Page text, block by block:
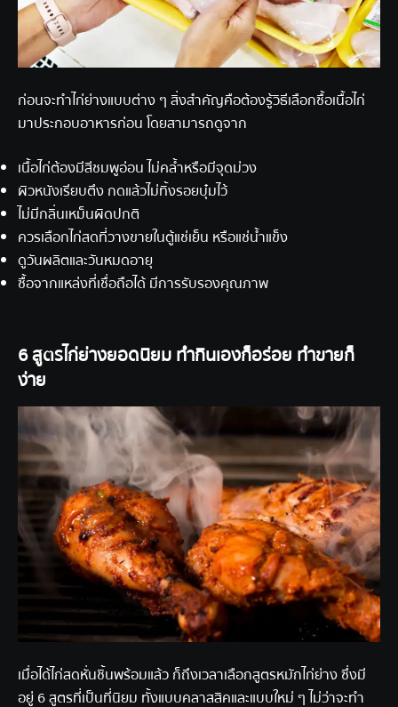
ก่อนจะทำไก่ย่างแบบต่าง ๆ สิ่งสำคัญคือต้องรู้วิธีเลือกซื้อเนื้อไก่
มาประกอบอาหารก่อน โดยสามารถดูจาก
เนื้อไก่ต้องมีสีชมพูอ่อน ไม่คล้ำหรือมีจุดม่วง
ผิวหนังเรียบตึง กดแล้วไม่ทิ้งรอยบุ๋มไว้
ไม่มีกลิ่นเหม็นผิดปกติ
ควรเลือกไก่สดที่วางขายในตู้แช่เย็น หรือแช่น้ำแข็ง
ดูวันผลิตและวันหมดอายุ
ซื้อจากแหล่งที่เชื่อถือได้ มีการรับรองคุณภาพ
6 สูตรไก่ย่างยอดนิยม ทำกินเองก็อร่อย ทำขายก็
ง่าย
เมื่อได้ไก่สดหั่นชิ้นพร้อมแล้ว ก็ถึงเวลาเลือกสูตรหมักไก่ย่าง ซึ่งมี
อยู่ 6 สูตรที่เป็นที่นิยม ทั้งแบบคลาสสิคและแบบใหม่ ๆ ไม่ว่าจะทำ